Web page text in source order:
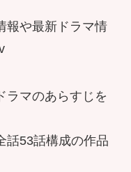
報や最新ドラマ情
ラマのあらすじを
話53話構成の作品